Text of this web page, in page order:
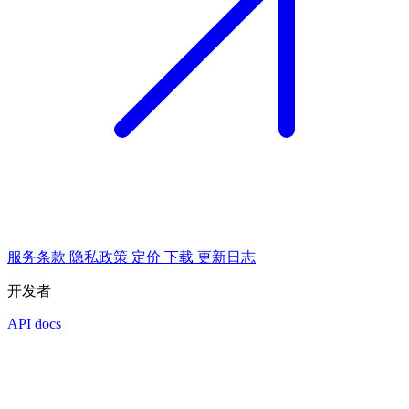
服务条款 隐私政策 定价 下载 更新日志
开发者
API docs